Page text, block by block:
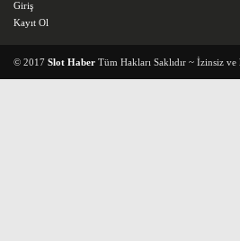
Giriş
Kayıt Ol
© 2017 Slot Haber Tüm Hakları Saklıdır ~ İzinsiz